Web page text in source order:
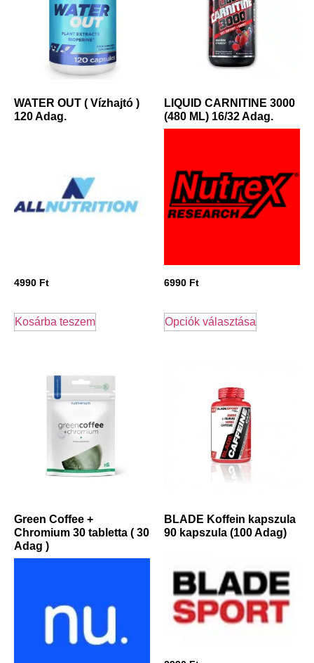
WATER OUT ( Vízhajtó )
120 Adag.
4990 Ft
Kosárba teszem
LIQUID CARNITINE 3000
(480 ML) 16/32 Adag.
6990 Ft
Opciók választása
Green Coffee +
Chromium 30 tabletta ( 30
Adag )
BLADE Koffein kapszula
90 kapszula (100 Adag)